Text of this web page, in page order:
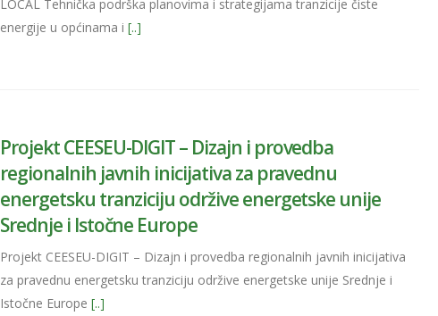
LOCAL Tehnička podrška planovima i strategijama tranzicije čiste
energije u općinama i[..]
Projekt CEESEU-DIGIT – Dizajn i provedba
regionalnih javnih inicijativa za pravednu
energetsku tranziciju održive energetske unije
Srednje i Istočne Europe
Projekt CEESEU-DIGIT – Dizajn i provedba regionalnih javnih inicijativa
za pravednu energetsku tranziciju održive energetske unije Srednje i
Istočne Europe[..]